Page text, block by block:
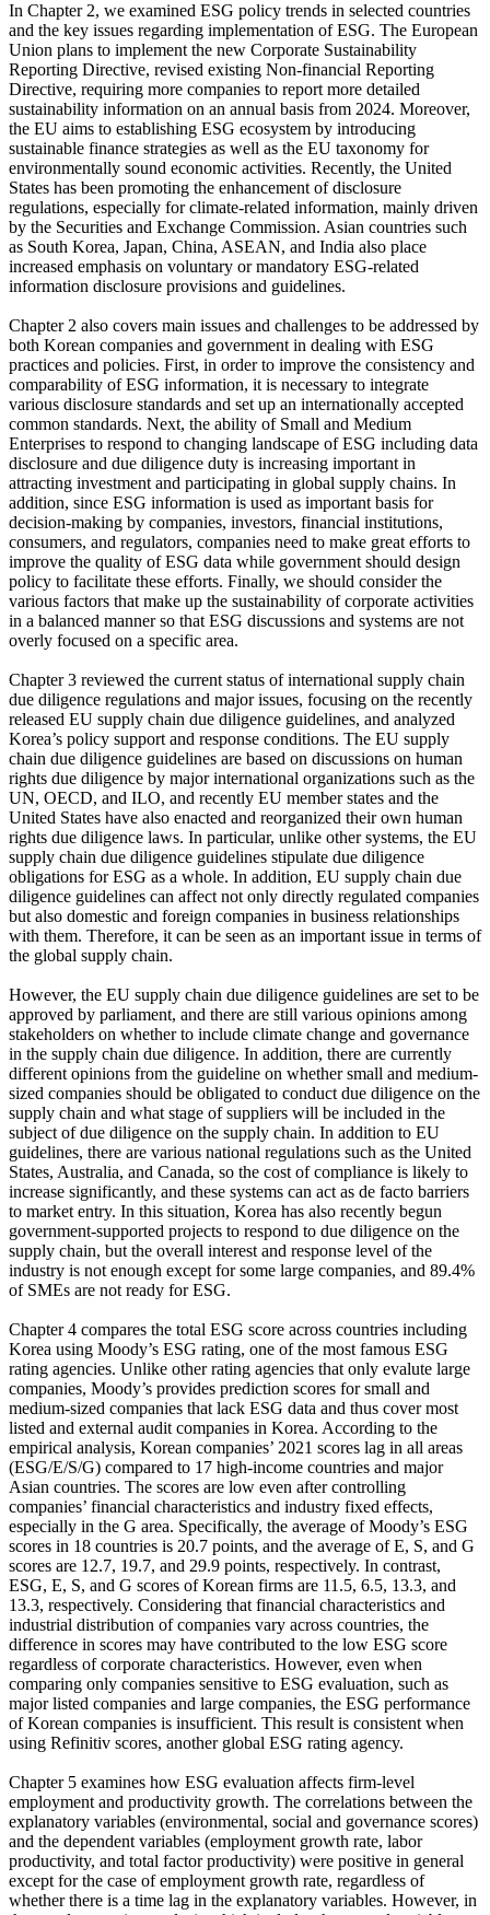
In Chapter 2, we examined ESG policy trends in selected countries
and the key issues regarding implementation of ESG. The European
Union plans to implement the new Corporate Sustainability
Reporting Directive, revised existing Non-financial Reporting
Directive, requiring more companies to report more detailed
sustainability information on an annual basis from 2024. Moreover,
the EU aims to establishing ESG ecosystem by introducing
sustainable finance strategies as well as the EU taxonomy for
environmentally sound economic activities. Recently, the United
States has been promoting the enhancement of disclosure
regulations, especially for climate-related information, mainly driven
by the Securities and Exchange Commission. Asian countries such
as South Korea, Japan, China, ASEAN, and India also place
increased emphasis on voluntary or mandatory ESG-related
information disclosure provisions and guidelines.
Chapter 2 also covers main issues and challenges to be addressed by
both Korean companies and government in dealing with ESG
practices and policies. First, in order to improve the consistency and
comparability of ESG information, it is necessary to integrate
various disclosure standards and set up an internationally accepted
common standards. Next, the ability of Small and Medium
Enterprises to respond to changing landscape of ESG including data
disclosure and due diligence duty is increasing important in
attracting investment and participating in global supply chains. In
addition, since ESG information is used as important basis for
decision-making by companies, investors, financial institutions,
consumers, and regulators, companies need to make great efforts to
improve the quality of ESG data while government should design
policy to facilitate these efforts. Finally, we should consider the
various factors that make up the sustainability of corporate activities
in a balanced manner so that ESG discussions and systems are not
overly focused on a specific area.
Chapter 3 reviewed the current status of international supply chain
due diligence regulations and major issues, focusing on the recently
released EU supply chain due diligence guidelines, and analyzed
Korea’s policy support and response conditions. The EU supply
chain due diligence guidelines are based on discussions on human
rights due diligence by major international organizations such as the
UN, OECD, and ILO, and recently EU member states and the
United States have also enacted and reorganized their own human
rights due diligence laws. In particular, unlike other systems, the EU
supply chain due diligence guidelines stipulate due diligence
obligations for ESG as a whole. In addition, EU supply chain due
diligence guidelines can affect not only directly regulated companies
but also domestic and foreign companies in business relationships
with them. Therefore, it can be seen as an important issue in terms of
the global supply chain.
However, the EU supply chain due diligence guidelines are set to be
approved by parliament, and there are still various opinions among
stakeholders on whether to include climate change and governance
in the supply chain due diligence. In addition, there are currently
different opinions from the guideline on whether small and medium-
sized companies should be obligated to conduct due diligence on the
supply chain and what stage of suppliers will be included in the
subject of due diligence on the supply chain. In addition to EU
guidelines, there are various national regulations such as the United
States, Australia, and Canada, so the cost of compliance is likely to
increase significantly, and these systems can act as de facto barriers
to market entry. In this situation, Korea has also recently begun
government-supported projects to respond to due diligence on the
supply chain, but the overall interest and response level of the
industry is not enough except for some large companies, and 89.4%
of SMEs are not ready for ESG.
Chapter 4 compares the total ESG score across countries including
Korea using Moody’s ESG rating, one of the most famous ESG
rating agencies. Unlike other rating agencies that only evalute large
companies, Moody’s provides prediction scores for small and
medium-sized companies that lack ESG data and thus cover most
listed and external audit companies in Korea. According to the
empirical analysis, Korean companies’ 2021 scores lag in all areas
(ESG/E/S/G) compared to 17 high-income countries and major
Asian countries. The scores are low even after controlling
companies’ financial characteristics and industry fixed effects,
especially in the G area. Specifically, the average of Moody’s ESG
scores in 18 countries is 20.7 points, and the average of E, S, and G
scores are 12.7, 19.7, and 29.9 points, respectively. In contrast,
ESG, E, S, and G scores of Korean firms are 11.5, 6.5, 13.3, and
13.3, respectively. Considering that financial characteristics and
industrial distribution of companies vary across countries, the
difference in scores may have contributed to the low ESG score
regardless of corporate characteristics. However, even when
comparing only companies sensitive to ESG evaluation, such as
major listed companies and large companies, the ESG performance
of Korean companies is insufficient. This result is consistent when
using Refinitiv scores, another global ESG rating agency.
Chapter 5 examines how ESG evaluation affects firm-level
employment and productivity growth. The correlations between the
explanatory variables (environmental, social and governance scores)
and the dependent variables (employment growth rate, labor
productivity, and total factor productivity) were positive in general
except for the case of employment growth rate, regardless of
whether there is a time lag in the explanatory variables. However, in